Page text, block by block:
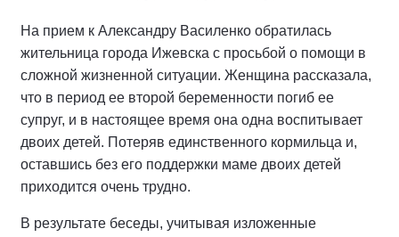
На прием к Александру Василенко обратилась
жительница города Ижевска с просьбой о помощи в
сложной жизненной ситуации. Женщина рассказала,
что в период ее второй беременности погиб ее
супруг, и в настоящее время она одна воспитывает
двоих детей. Потеряв единственного кормильца и,
оставшись без его поддержки маме двоих детей
приходится очень трудно.
В результате беседы, учитывая изложенные